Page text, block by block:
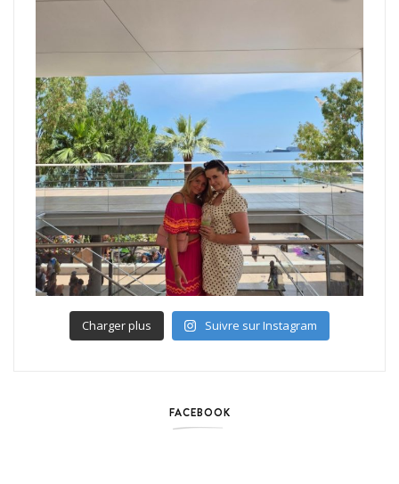
Charger plus Suivre sur Instagram
FACEBOOK